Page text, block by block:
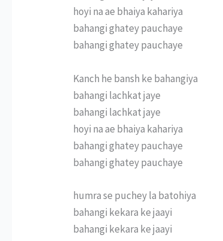
hoyi na ae bhaiya kahariya
bahangi ghatey pauchaye
bahangi ghatey pauchaye
Kanch he bansh ke bahangiya
bahangi lachkat jaye
bahangi lachkat jaye
hoyi na ae bhaiya kahariya
bahangi ghatey pauchaye
bahangi ghatey pauchaye
humra se puchey la batohiya
bahangi kekara ke jaayi
bahangi kekara ke jaayi